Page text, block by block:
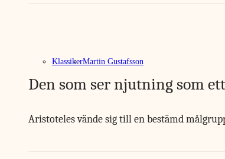
KlassikerMartin Gustafsson
Den som ser njutning som
Aristoteles vände sig till en bestämd